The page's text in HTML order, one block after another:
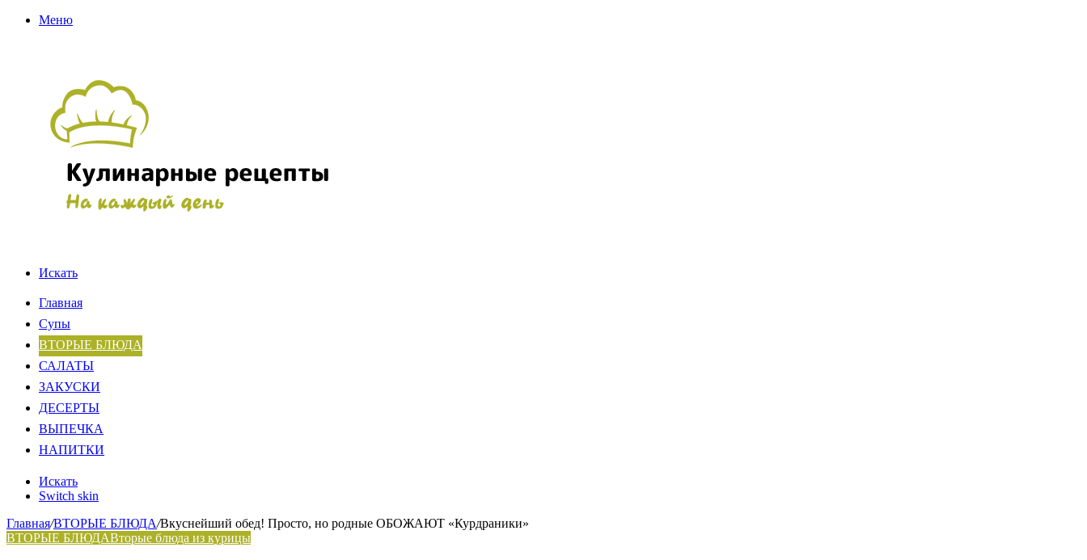
Меню
Искать
Главная
Супы
ВТОРЫЕ БЛЮДА
САЛАТЫ
ЗАКУСКИ
ДЕСЕРТЫ
ВЫПЕЧКА
НАПИТКИ
Искать
Switch skin
Главная/ВТОРЫЕ БЛЮДА/Вкуснейший обед! Просто, но родные ОБОЖАЮТ «Курдраники»
ВТОРЫЕ БЛЮДАВторые блюда из курицы